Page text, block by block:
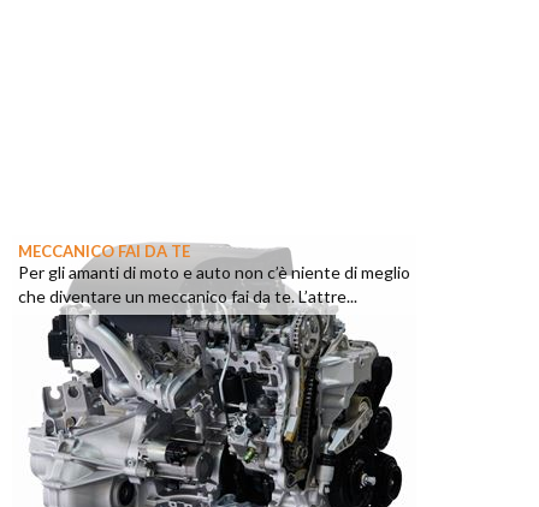
MECCANICO FAI DA TE
Per gli amanti di moto e auto non c’è niente di meglio
che diventare un meccanico fai da te. L’attre...